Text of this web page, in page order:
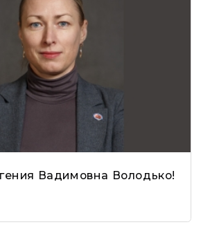
Вадимовна Володько!